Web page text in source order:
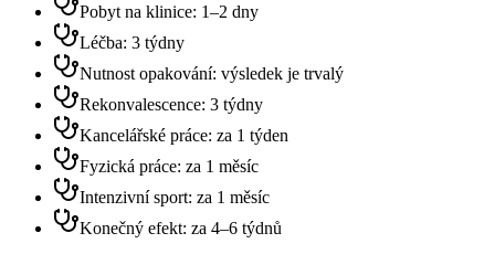
Pobyt na klinice: 1–2 dny
Léčba: 3 týdny
Nutnost opakování: výsledek je trvalý
Rekonvalescence: 3 týdny
Kancelářské práce: za 1 týden
Fyzická práce: za 1 měsíc
Intenzivní sport: za 1 měsíc
Konečný efekt: za 4–6 týdnů